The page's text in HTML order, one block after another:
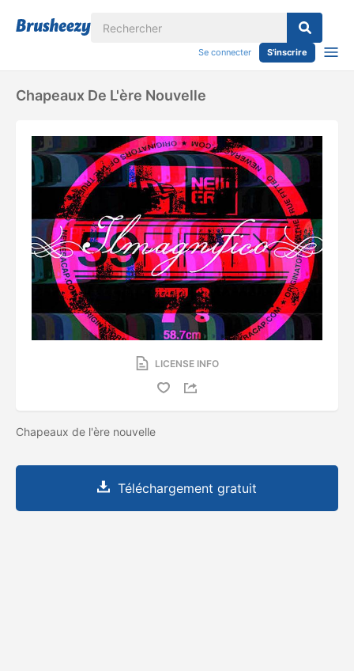
Se connecter S'inscrire
Chapeaux De L'ère Nouvelle
LICENSE INFO
Chapeaux de l'ère nouvelle
Téléchargement gratuit